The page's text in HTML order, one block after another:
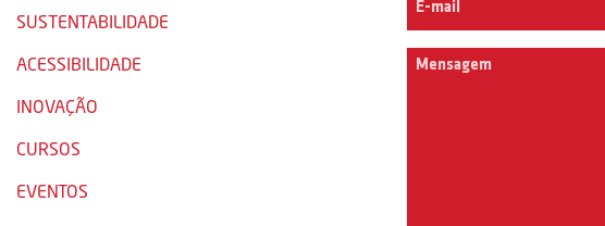
SUSTENTABILIDADE
ACESSIBILIDADE
INOVAÇÃO
CURSOS
EVENTOS